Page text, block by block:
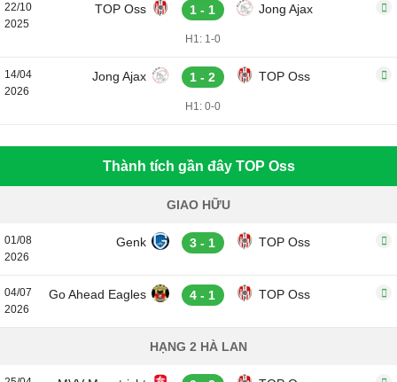
22/10
2025
TOP Oss 1 - 1 Jong Ajax
H1: 1-0
14/04
2026
Jong Ajax 1 - 2 TOP Oss
H1: 0-0
Thành tích gần đây TOP Oss
GIAO HỮU
01/08
2026
Genk 3 - 1 TOP Oss
04/07
2026
Go Ahead Eagles 4 - 1 TOP Oss
HẠNG 2 HÀ LAN